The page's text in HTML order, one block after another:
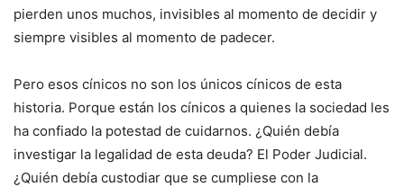
pierden unos muchos, invisibles al momento de decidir y
siempre visibles al momento de padecer.
Pero esos cínicos no son los únicos cínicos de esta
historia. Porque están los cínicos a quienes la sociedad les
ha confiado la potestad de cuidarnos. ¿Quién debía
investigar la legalidad de esta deuda? El Poder Judicial.
¿Quién debía custodiar que se cumpliese con la